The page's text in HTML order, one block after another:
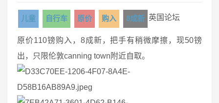
儿童 自行车 原价 购入 8成新 英国论坛
原价110镑购入，8成新，把手有稍微摩擦，现50镑
出，只限伦敦canning town附近自取。